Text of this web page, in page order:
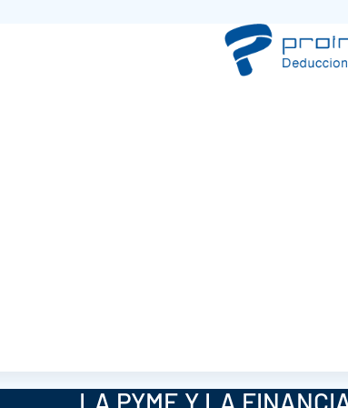
LA PYME Y LA